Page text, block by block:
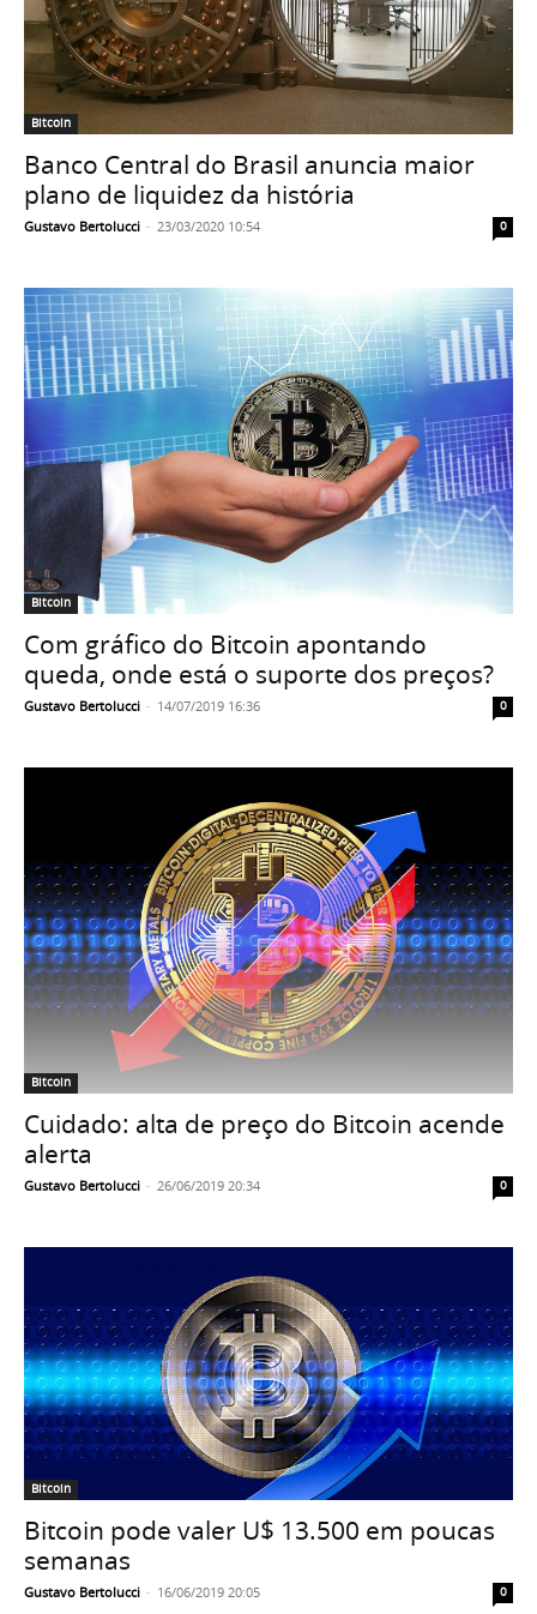
Bitcoin
Banco Central do Brasil anuncia maior
plano de liquidez da história
Gustavo Bertolucci - 23/03/2020 10:54 0
Bitcoin
Com gráfico do Bitcoin apontando
queda, onde está o suporte dos preços?
Gustavo Bertolucci - 14/07/2019 16:36 0
Bitcoin
Cuidado: alta de preço do Bitcoin acende
alerta
Gustavo Bertolucci - 26/06/2019 20:34 0
Bitcoin
Bitcoin pode valer U$ 13.500 em poucas
semanas
Gustavo Bertolucci - 16/06/2019 20:05 0